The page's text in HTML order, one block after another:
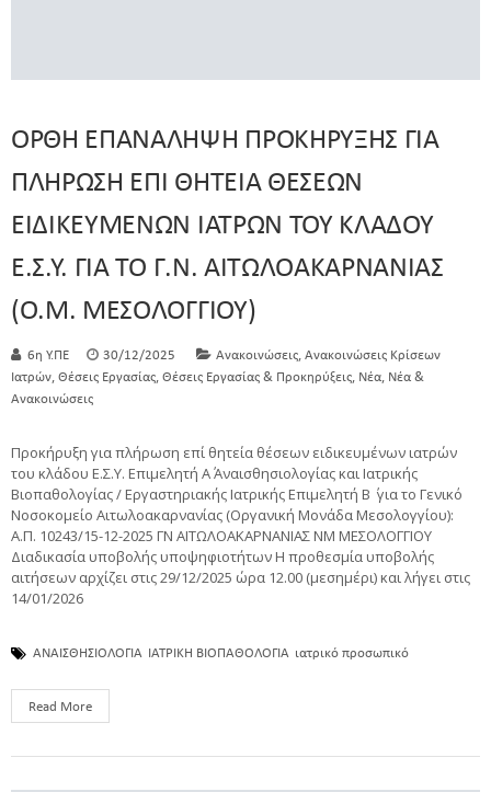
ΟΡΘΗ ΕΠΑΝΑΛΗΨΗ ΠΡΟΚΗΡΥΞΗΣ ΓΙΑ
ΠΛΗΡΩΣΗ ΕΠΙ ΘΗΤΕΙΑ ΘΕΣΕΩΝ
ΕΙΔΙΚΕΥΜΕΝΩΝ ΙΑΤΡΩΝ ΤΟΥ ΚΛΑΔΟΥ
Ε.Σ.Υ. ΓΙΑ ΤΟ Γ.Ν. ΑΙΤΩΛΟΑΚΑΡΝΑΝΙΑΣ
(Ο.Μ. ΜΕΣΟΛΟΓΓΙΟΥ)
6η Υ.ΠΕ 30/12/2025 Ανακοινώσεις Ανακοινώσεις Κρίσεων
Ιατρών Θέσεις Εργασίας Θέσεις Εργασίας & Προκηρύξεις Νέα Νέα &
Ανακοινώσεις
Προκήρυξη για πλήρωση επί θητεία θέσεων ειδικευμένων ιατρών
του κλάδου Ε.Σ.Υ. Επιμελητή Α΄ Αναισθησιολογίας και Ιατρικής
Βιοπαθολογίας / Εργαστηριακής Ιατρικής Επιμελητή Β ΄ για το Γενικό
Νοσοκομείο Αιτωλοακαρνανίας (Οργανική Μονάδα Μεσολογγίου):
Α.Π. 10243/15-12-2025 ΓΝ ΑΙΤΩΛΟΑΚΑΡΝΑΝΙΑΣ ΝΜ ΜΕΣΟΛΟΓΓΙΟΥ
Διαδικασία υποβολής υποψηφιοτήτων Η προθεσμία υποβολής
αιτήσεων αρχίζει στις 29/12/2025 ώρα 12.00 (μεσημέρι) και λήγει στις
14/01/2026
ΑΝΑΙΣΘΗΣΙΟΛΟΓΙΑ ΙΑΤΡΙΚΗ ΒΙΟΠΑΘΟΛΟΓΙΑ ιατρικό προσωπικό
Read More